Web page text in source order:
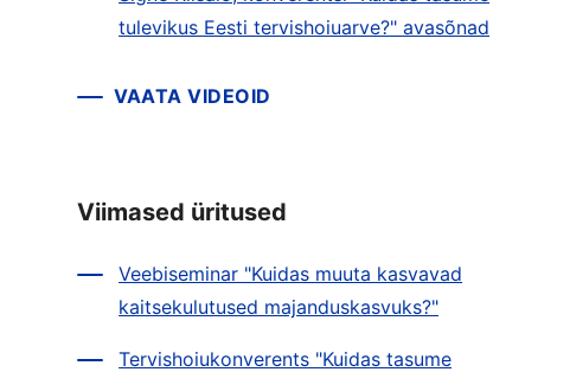
tulevikus Eesti tervishoiuarve?" avasõnad
VAATA VIDEOID
Viimased üritused
Veebiseminar "Kuidas muuta kasvavad
kaitsekulutused majanduskasvuks?"
Tervishoiukonverents "Kuidas tasume